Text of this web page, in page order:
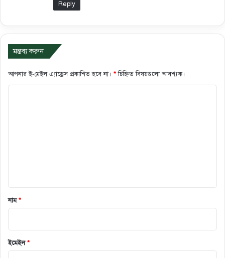
Reply
মন্তব্য করুন
আপনার ই-মেইল এ্যাড্রেস প্রকাশিত হবে না। *চিহ্নিত বিষয়গুলো আবশ্যক।
নাম*
ইমেইল*